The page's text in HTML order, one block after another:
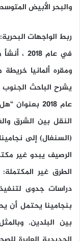
والبحر الأبيض
ربط الواجهات
ومقره ألمانيا خريطة
يشرح الباحث
عام 2018
(السنغال) إلى
الرصيف يبدو غير
دراسات جدوى
بين البلدين.